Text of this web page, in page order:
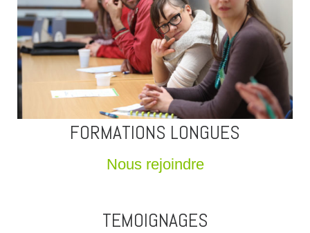
FORMATIONS LONGUES
Nous rejoindre
TEMOIGNAGES